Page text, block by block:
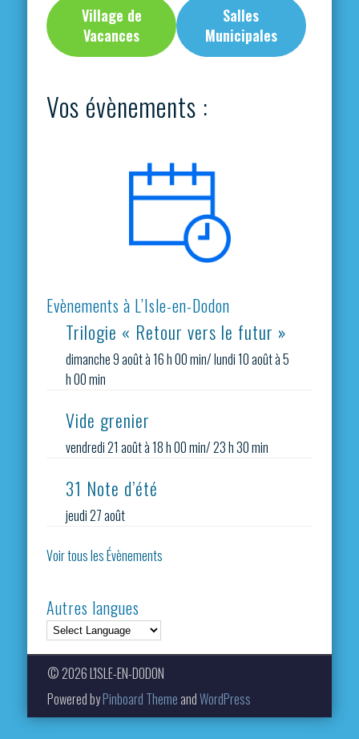
Village de
Vacances
Salles
Municipales
Vos évènements :
Evènements à L’Isle-en-Dodon
Trilogie « Retour vers le futur »
dimanche 9 août à 16 h 00 min/lundi 10 août à 5
h 00 min
Vide grenier
vendredi 21 août à 18 h 00 min/23 h 30 min
31 Note d’été
jeudi 27 août
Voir tous les Évènements
Autres langues
© 2026 L'ISLE-EN-DODON
Powered byPinboard Theme andWordPress